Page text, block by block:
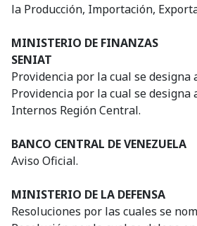
la Producción, Importación,
MINISTERIO DE FINANZAS
SENIAT
Providencia por la cual se
Providencia por la cual se
Internos Región Central.
BANCO CENTRAL DE VENEZUELA
Aviso Oficial.
MINISTERIO DE LA DEFENSA
Resoluciones por las cuales se